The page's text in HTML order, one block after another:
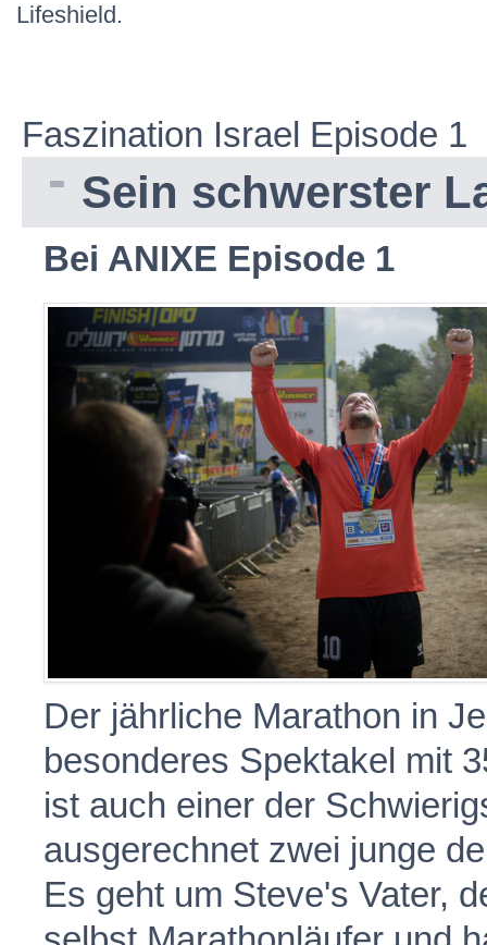
Lifeshield.
Faszination Israel Episode 1
Sein schwerster
Bei ANIXE Episode 1
Der jährliche Marathon in
besonderes Spektakel mit
ist auch einer der
ausgerechnet zwei junge
Es geht um Steve's Vater,